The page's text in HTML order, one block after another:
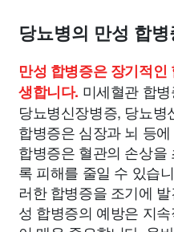
당뇨병의 만성 합병
만성 합병증은 장기적
생합니다. 미세혈관 합
당뇨병신장병증, 당뇨
합병증은 심장과 뇌 등
합병증은 혈관의 손상
록 피해를 줄일 수 있습
러한 합병증을 조기에
성 합병증의 예방은 지